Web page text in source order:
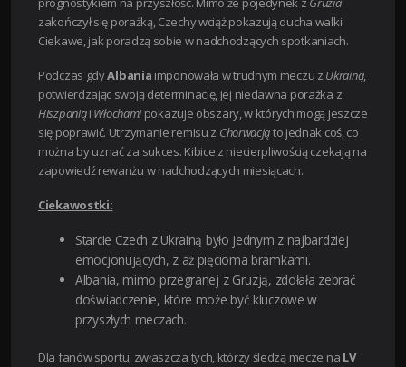
zakończył się porażką, Czechy wciąż pokazują ducha walki.
Ciekawe, jak poradzą sobie w nadchodzących spotkaniach.
Podczas gdyAlbania imponowała w trudnym meczu z Ukrainą,
potwierdzając swoją determinację, jej niedawna porażka z
Hiszpaniąi Włochamipokazuje obszary, w których mogą jeszcze
się poprawić. Utrzymanie remisu z Chorwacjąto jednak coś, co
można by uznać za sukces. Kibice z niecierpliwością czekają na
zapowiedź rewanżu w nadchodzących miesiącach.
Ciekawostki:
Starcie Czech z Ukrainą było jednym z najbardziej
emocjonujących, z aż pięcioma bramkami.
Albania, mimo przegranej z Gruzją, zdołała zebrać
doświadczenie, które może być kluczowe w
przyszłych meczach.
Dla fanów sportu, zwłaszcza tych, którzy śledzą mecze na LV